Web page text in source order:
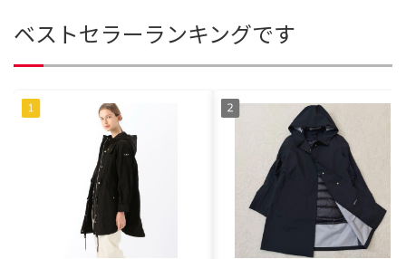
ベストセラーランキングです